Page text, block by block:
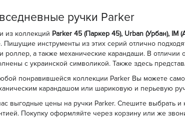
ручки Parker
из коллекций Parker 45 (Паркер 45), Urban (Урбан), IM
Пишущие инструменты из этих серий отлично
роллер, а также механические карандаши. В
с украинской символикой. Также здесь
понравившейся коллекции Parker Вы можете
карандашом или шариковую и перьевую
выгодные цены на ручки Parker. Спешите выбрать
Покупку оформляйте через корзину или же